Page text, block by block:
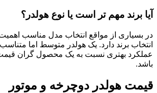
آیا برند مهم تر است یا نوع هولدر؟
در بسیاری از مواقع انتخاب مدل مناسب
انتخاب برند دارد. یک هولدر متوسط اما متناسب
عملکرد بهتری نسبت به یک محصول گران
باشد.
قیمت هولدر دوچرخه و موتور